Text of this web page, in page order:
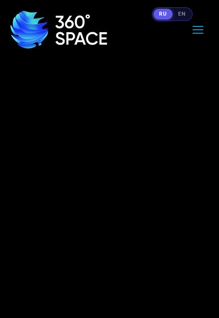
RU EN